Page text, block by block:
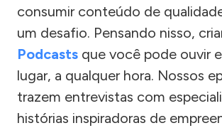
consumir conteúdo de
um desafio. Pensando nisso,
Podcasts que você pode ouvir
lugar, a qualquer hora. Nossos
trazem entrevistas com
histórias inspiradoras de